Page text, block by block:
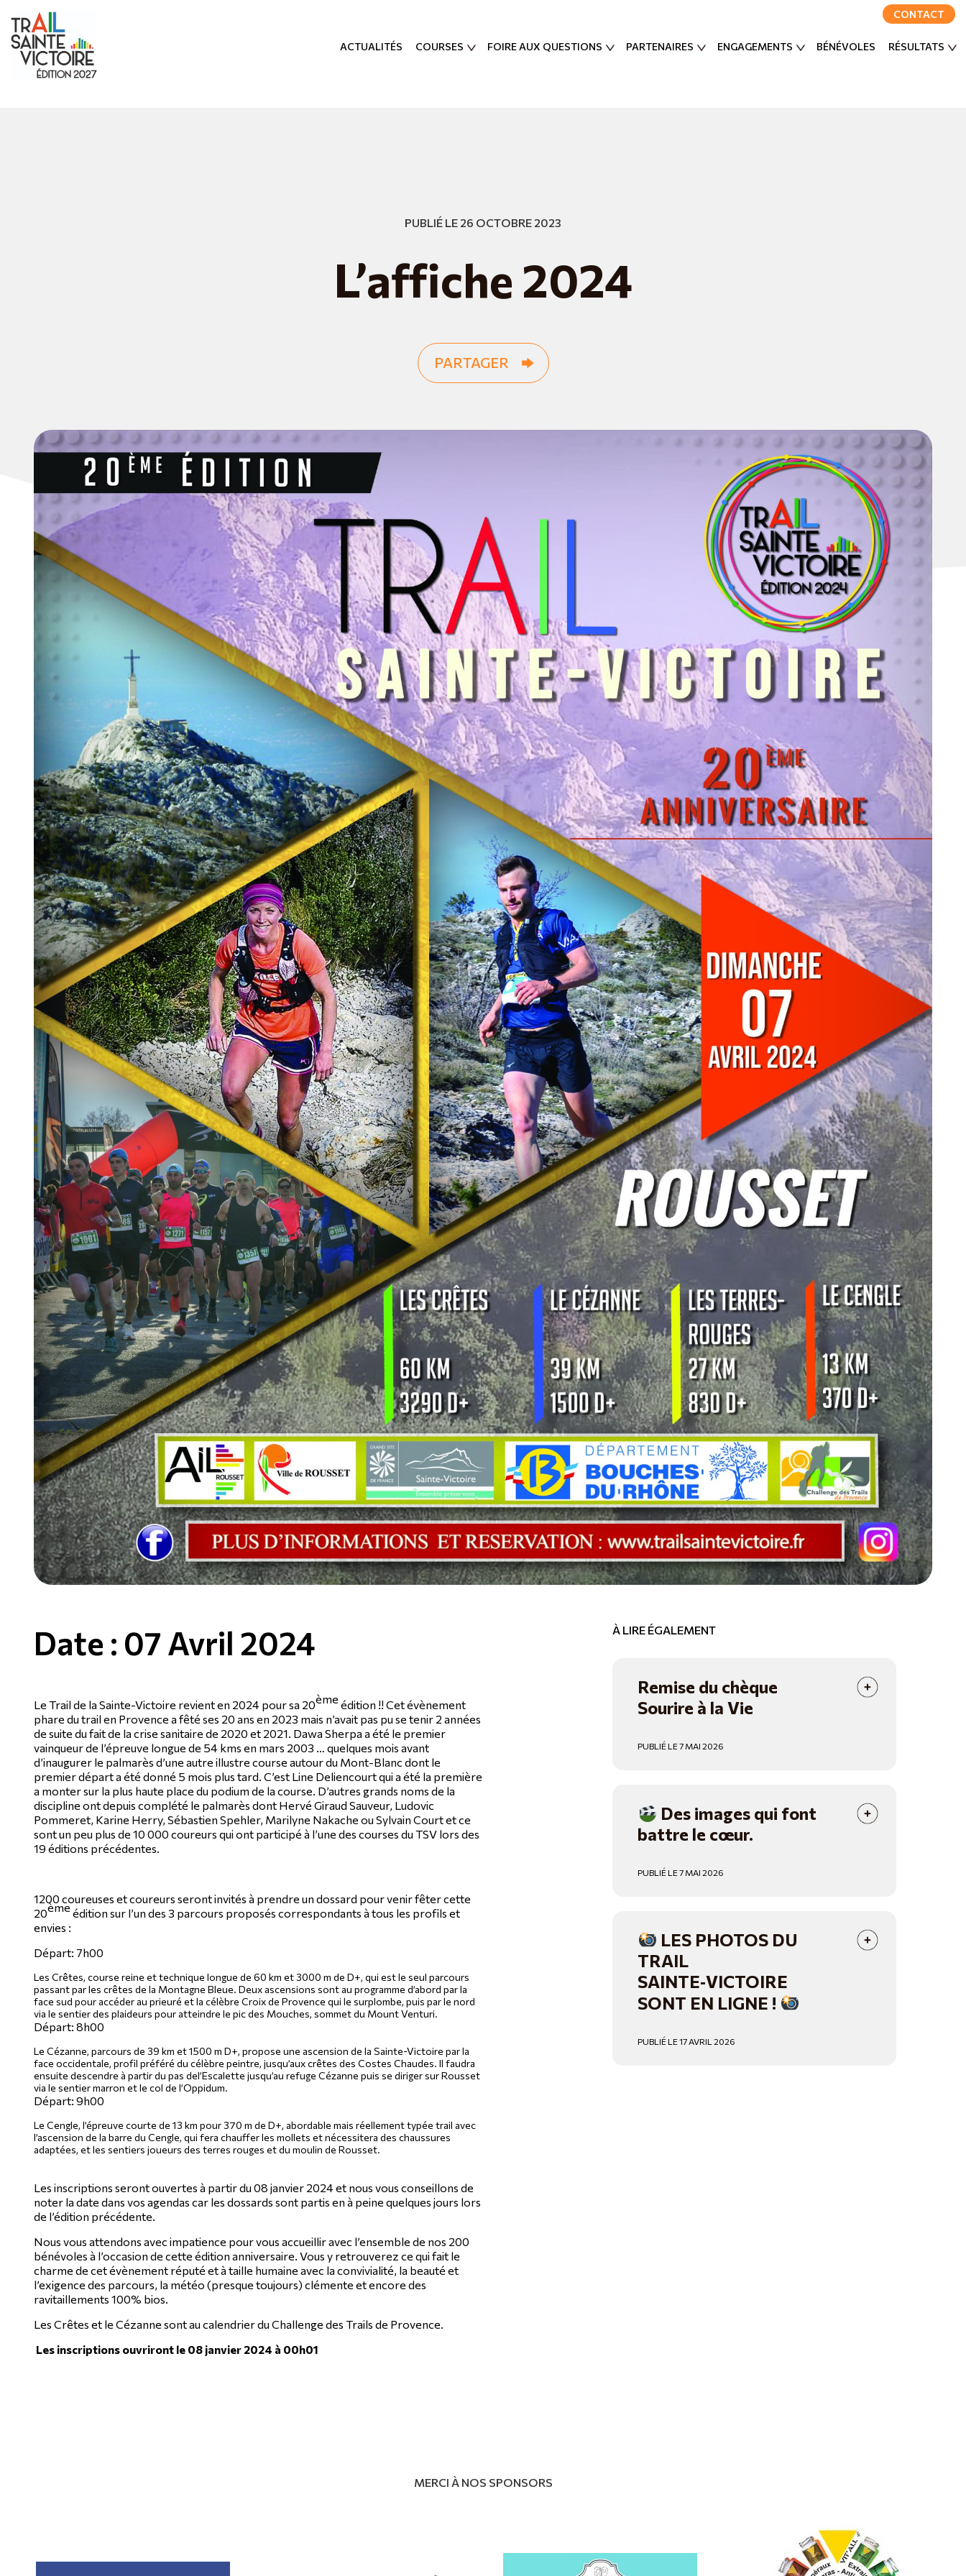
ACTUALITÉS COURSES FOIRE AUX QUESTIONS PARTENAIRES ENGAGEMENTS BÉNÉVOLES RÉSULTATS
CONTACT
PUBLIÉ LE 26 OCTOBRE 2023
L’affiche 2024
PARTAGER
Date : 07 Avril 2024
Le Trail de la Sainte-Victoire revient en 2024 pour sa 20ème édition !! Cet évènement
phare du trail en Provence a fêté ses 20 ans en 2023 mais n’avait pas pu se tenir 2 années
de suite du fait de la crise sanitaire de 2020 et 2021. Dawa Sherpa a été le premier
vainqueur de l’épreuve longue de 54 kms en mars 2003 … quelques mois avant
d’inaugurer le palmarès d’une autre illustre course autour du Mont-Blanc dont le
premier départ a été donné 5 mois plus tard. C’est Line Deliencourt qui a été la première
a monter sur la plus haute place du podium de la course. D’autres grands noms de la
discipline ont depuis complété le palmarès dont Hervé Giraud Sauveur, Ludovic
Pommeret, Karine Herry, Sébastien Spehler, Marilyne Nakache ou Sylvain Court et ce
sont un peu plus de 10 000 coureurs qui ont participé à l’une des courses du TSV lors des
19 éditions précédentes.
1200 coureuses et coureurs seront invités à prendre un dossard pour venir fêter cette
20èmeédition sur l’un des 3 parcours proposés correspondants à tous les profils et
envies :
Départ: 7h00
Les Crêtes, course reine et technique longue de 60 km et 3000 m de D+, qui est le seul parcours
passant par les crêtes de la Montagne Bleue. Deux ascensions sont au programme d’abord par la
face sud pour accéder au prieuré et la célèbre Croix de Provence qui le surplombe, puis par le nord
via le sentier des plaideurs pour atteindre le pic des Mouches, sommet du Mount Venturi.
Départ: 8h00
Le Cézanne, parcours de 39 km et 1500 m D+, propose une ascension de la Sainte-Victoire par la
face occidentale, profil préféré du célèbre peintre, jusqu’aux crêtes des Costes Chaudes. Il faudra
ensuite descendre à partir du pas del’Escalette jusqu’au refuge Cézanne puis se diriger sur Rousset
via le sentier marron et le col de l’Oppidum.
Départ: 9h00
Le Cengle, l’épreuve courte de 13 km pour 370 m de D+, abordable mais réellement typée trail avec
l’ascension de la barre du Cengle, qui fera chauffer les mollets et nécessitera des chaussures
adaptées, et les sentiers joueurs des terres rouges et du moulin de Rousset.
Les inscriptions seront ouvertes à partir du 08 janvier 2024 et nous vous conseillons de
noter la date dans vos agendas car les dossards sont partis en à peine quelques jours lors
de l’édition précédente.
Nous vous attendons avec impatience pour vous accueillir avec l’ensemble de nos 200
bénévoles à l’occasion de cette édition anniversaire. Vous y retrouverez ce qui fait le
charme de cet évènement réputé et à taille humaine avec la convivialité, la beauté et
l’exigence des parcours, la météo (presque toujours) clémente et encore des
ravitaillements 100% bios.
Les Crêtes et le Cézanne sont au calendrier du Challenge des Trails de Provence.
Les inscriptions ouvriront le 08 janvier 2024 à 00h01
À LIRE ÉGALEMENT
Remise du chèque
Sourire à la Vie
PUBLIÉ LE 7 MAI 2026
Des images qui font
battre le cœur.
PUBLIÉ LE 7 MAI 2026
LES PHOTOS DU
TRAIL
SAINTE‑VICTOIRE
SONT EN LIGNE !
PUBLIÉ LE 17 AVRIL 2026
MERCI À NOS SPONSORS